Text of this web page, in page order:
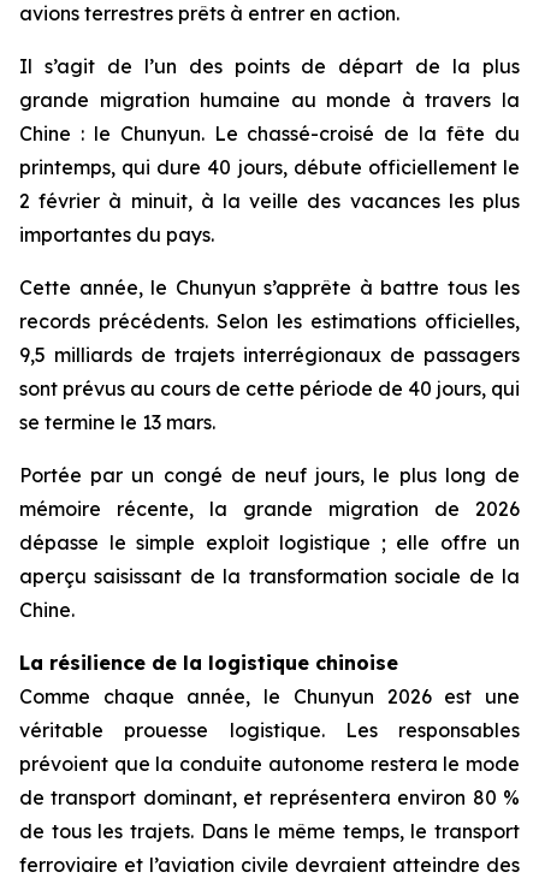
avions terrestres prêts à entrer en action.
Il s’agit de l’un des points de départ de la plus
grande migration humaine au monde à travers la
Chine : le Chunyun. Le chassé-croisé de la fête du
printemps, qui dure 40 jours, débute officiellement le
2 février à minuit, à la veille des vacances les plus
importantes du pays.
Cette année, le Chunyun s’apprête à battre tous les
records précédents. Selon les estimations officielles,
9,5 milliards de trajets interrégionaux de passagers
sont prévus au cours de cette période de 40 jours, qui
se termine le 13 mars.
Portée par un congé de neuf jours, le plus long de
mémoire récente, la grande migration de 2026
dépasse le simple exploit logistique ; elle offre un
aperçu saisissant de la transformation sociale de la
Chine.
La résilience de la logistique chinoise
Comme chaque année, le Chunyun 2026 est une
véritable prouesse logistique. Les responsables
prévoient que la conduite autonome restera le mode
de transport dominant, et représentera environ 80 %
de tous les trajets. Dans le même temps, le transport
ferroviaire et l’aviation civile devraient atteindre des